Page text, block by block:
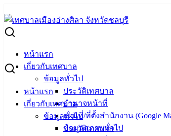
to
content
หน้าแรก
เกี่ยวกับเทศบาล
ข้อมูลทั่วไป
ประวัติเทศบาล
อำนาจหน้าที่
แผนที่/ที่ตั้งสำนักงาน (Google
ข้อมูลสภาพทั่วไป
หน้าแรก
เกี่ยวกับเทศบาล
ข้อมูลทั่วไป
ประวัติเทศบาล
Search
for:
สถานการณ์โรคไข้เลือดออก ม.ค.
ตุลาคม 2, 2023ตุลาคม 2, 2023
สถานการณ์โรคไข้เลือดออก พ.ศ.2566